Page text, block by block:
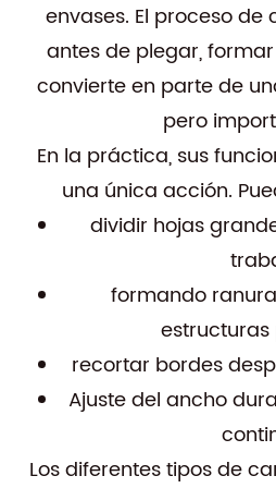
envases. El proceso de
antes de plegar,
convierte en parte de
pero
En la práctica, sus
una única acción.
dividir hojas
formando
recortar bordes
Ajuste del ancho
Los diferentes tipos de